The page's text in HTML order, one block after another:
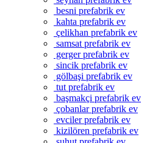
besni prefabrik ev
kahta prefabrik ev
çelikhan prefabrik ev
samsat prefabrik ev
gerger prefabrik ev
sincik prefabrik ev
gölbaşi prefabrik ev
tut prefabrik ev
başmakçi prefabrik ev
çobanlar prefabrik ev
evciler prefabrik ev
kizilören prefabrik ev